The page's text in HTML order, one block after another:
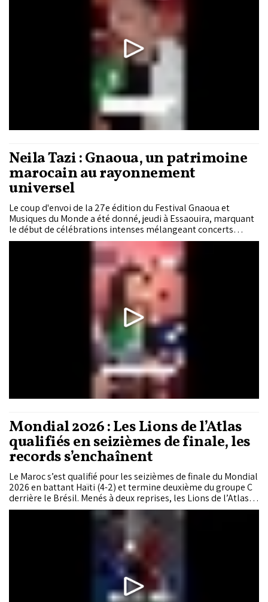
Neila Tazi : Gnaoua, un patrimoine
marocain au rayonnement
universel
Le coup d'envoi de la 27e édition du Festival Gnaoua et
Musiques du Monde a été donné, jeudi à Essaouira, marquant
le début de célébrations intenses mélangeant concerts
musicaux et diversité culturelle.
Mondial 2026 : Les Lions de l’Atlas
qualifiés en seizièmes de finale, les
records s’enchaînent
Le Maroc s’est qualifié pour les seizièmes de finale du Mondial
2026 en battant Haïti (4-2) et termine deuxième du groupe C
derrière le Brésil. Menés à deux reprises, les Lions de l’Atlas
ont renversé la rencontre grâce aux buts d’Achraf Hakimi,
Ismaël Saibari, Soufiane Rahimi et Yassine Gessime.